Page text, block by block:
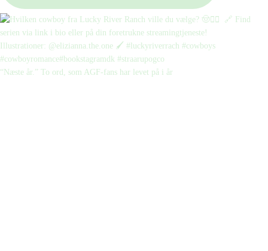
“Næste år.” To ord, som AGF-fans har levet på i år